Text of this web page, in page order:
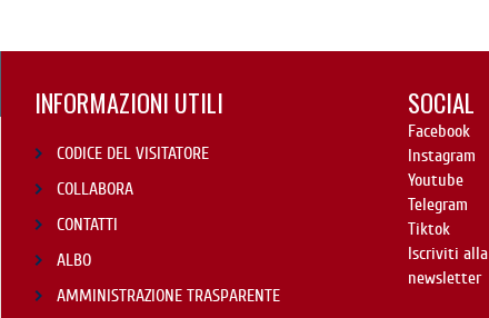
INFORMAZIONI UTILI
CODICE DEL VISITATORE
COLLABORA
CONTATTI
ALBO
AMMINISTRAZIONE TRASPARENTE
SOCIAL
Facebook
Instagram
Youtube
Telegram
Tiktok
Iscriviti alla
newsletter